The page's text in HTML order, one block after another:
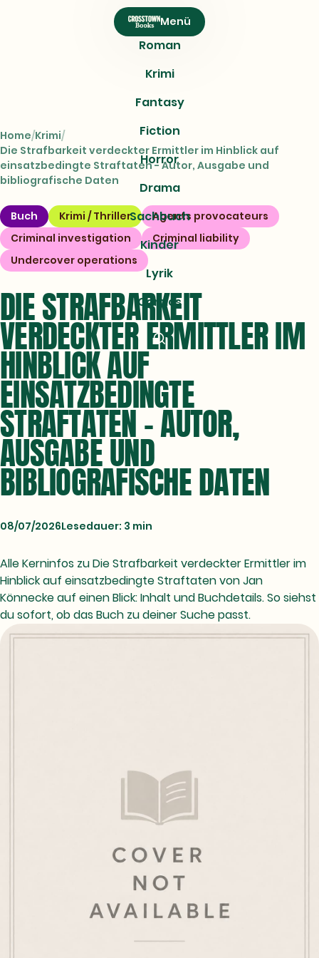
Menü
Roman
Krimi
Fantasy
Fiction
Horror
Drama
Sachbuch
Kinder
Lyrik
Comics
Home Krimi
Die Strafbarkeit verdeckter Ermittler im Hinblick auf
einsatzbedingte Straftaten - Autor, Ausgabe und
bibliografische Daten
Buch Krimi / Thriller
Agents provocateurs
Criminal investigation
Criminal liability
Undercover operations
DIE STRAFBARKEIT
VERDECKTER ERMITTLER IM
HINBLICK AUF
EINSATZBEDINGTE
STRAFTATEN - AUTOR,
AUSGABE UND
BIBLIOGRAFISCHE DATEN
08/07/2026Lesedauer: 3 min
Alle Kerninfos zu Die Strafbarkeit verdeckter Ermittler im
Hinblick auf einsatzbedingte Straftaten von Jan
Könnecke auf einen Blick: Inhalt und Buchdetails. So siehst
du sofort, ob das Buch zu deiner Suche passt.